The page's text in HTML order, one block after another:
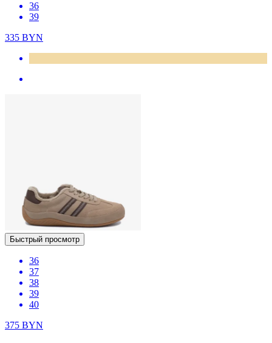
36
39
335 BYN
Быстрый просмотр
36
37
38
39
40
375 BYN